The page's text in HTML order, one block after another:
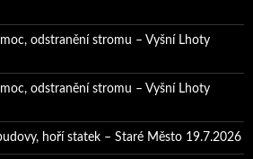
odstranění stromu – Vyšní Lhoty
odstranění stromu – Vyšní Lhoty
hoří statek – Staré Město 19.7.2026